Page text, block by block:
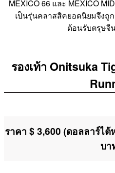
MEXICO 66 และ MEXICO
เป็นรุ่นคลาสสิคยอดนิยมจึงถู
ต้อนรับตรุษจี
รองเท้า Onitsuka
ราคา $ 3,600 (ดอลลาร์ไ
บา